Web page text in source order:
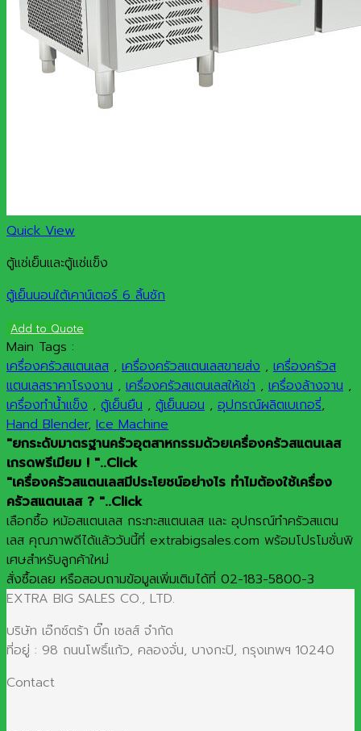
Quick View
ตู้แช่เย็นและตู้แช่แข็ง
ตู้เย็นนอนใต้เคาน์เตอร์ 6 ลิ้นชัก
Add to Quote
Main Tags :
เครื่องครัวสแตนเลส , เครื่องครัวสแตนเลสขายส่ง , เครื่องครัวส
แตนเลสราคาโรงงาน , เครื่องครัวสแตนเลสให้เช่า , เครื่องล้างจาน ,
เครื่องทำน้ำแข็ง , ตู้เย็นยืน , ตู้เย็นนอน , อุปกรณ์ผลิตเบเกอรี่,
Hand Blender, Ice Machine
"ยกระดับมาตรฐานครัวอุตสาหกรรมด้วยเครื่องครัวสแตนเลส
เกรดพรีเมียม ! "..Click
"เครื่องครัวสแตนเลสมีประโยชน์อย่างไร ทำไมต้องใช้เครื่อง
ครัวสแตนเลส ? "..Click
เลือกซื้อ หม้อสแตนเลส กระทะสแตนเลส และ อุปกรณ์ทำครัวสแตน
เลส คุณภาพดีได้แล้ววันนี้ที่ extrabigsales.com พร้อมโปรโมชั่นพิ
เศษสำหรับลูกค้าใหม่
สั่งซื้อเลย หรือสอบถามข้อมูลเพิ่มเติมได้ที่ 02-183-5800-3
EXTRA BIG SALES CO., LTD.
บริษัท เอ๊กซ์ตร้า บิ๊ก เซลส์ จำกัด
ที่อยู่ : 98 ถนนโพธิ์แก้ว, คลองจั่น, บางกะปิ, กรุงเทพฯ 10240
Contact